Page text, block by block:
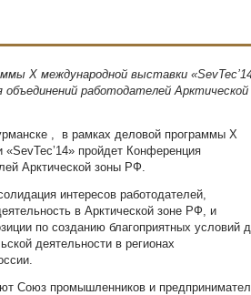
X международной выставки
работодателей Арктической
, в рамках деловой программы X
пройдет Конференция
Арктической зоны РФ.
интересов работодателей,
в Арктической зоне РФ, и
по созданию благоприятных условий
деятельности в регионах
Союз промышленников и